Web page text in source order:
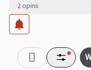
2 opinii